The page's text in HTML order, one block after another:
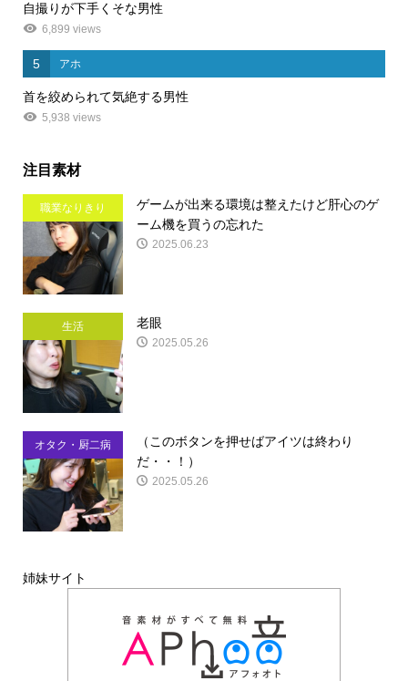
自撮りが下手くそな男性
6,899 views
5 アホ
首を絞められて気絶する男性
5,938 views
注目素材
職業なりきり
ゲームが出来る環境は整えたけど肝心のゲ
ーム機を買うの忘れた
2025.06.23
生活 老眼
2025.05.26
オタク・厨二病
（このボタンを押せばアイツは終わり
だ・・！）
2025.05.26
姉妹サイト